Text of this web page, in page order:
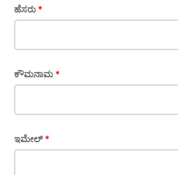
ಹೆಸರು*
ಕೌಮನಾಮ *
ಇಮೇಲ್*